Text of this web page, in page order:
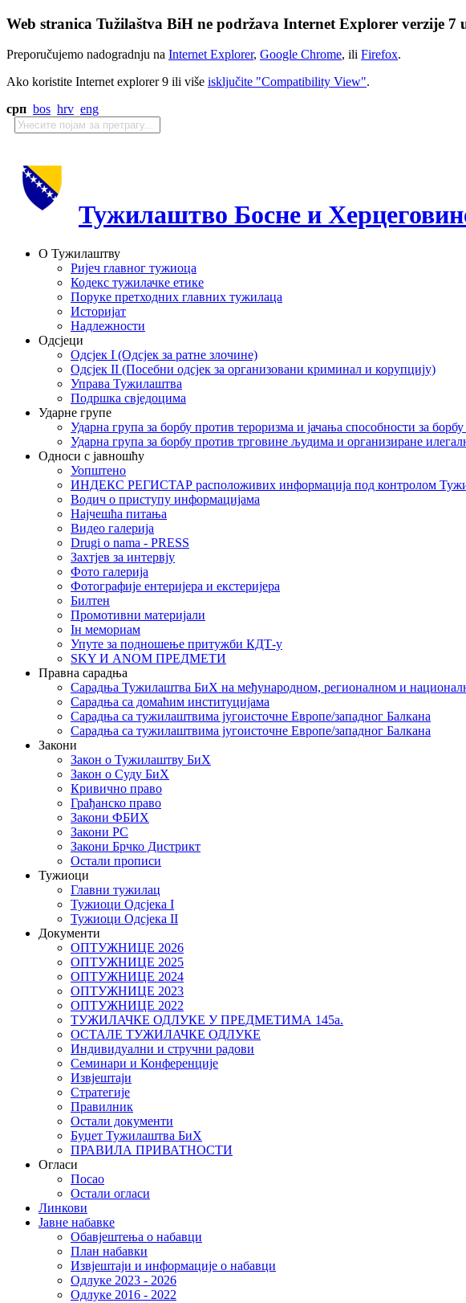
Web stranica Tužilaštva BiH ne podržava Internet Explorer verzije 7
Preporučujemo nadogradnju na Internet Explorer, Google Chrome, ili Firefox.
Ako koristite Internet explorer 9 ili više isključite "Compatibility View".
срп bos hrv eng
Тужилаштво Босне и
О Тужилаштву
Ријеч главног тужиоца
Кодекс тужилачке етике
Поруке претходних главних тужилаца
Историјат
Надлежности
Одсјеци
Одсјек I (Одсјек за ратне злочине)
Одсјек II (Посебни одсјек за организовани криминал и корупцију)
Управа Тужилаштва
Подршка свједоцима
Ударне групе
Ударна група за борбу против тероризма и јачања способности за
Ударна група за борбу против трговине људима и организиране
Односи с јавношћу
Уопштено
ИНДЕКС РЕГИСТАР расположивих информација под контролом
Водич о приступу информацијама
Најчешћа питања
Видео галерија
Drugi o nama - PRESS
Захтјев за интервју
Фото галерија
Фотографије ентеријера и екстеријера
Билтен
Промотивни материјали
Iн мемориам
Упуте за подношење притужби КДТ-у
SKY И ANOM ПРЕДМЕТИ
Правна сарадња
Сарадња Тужилаштва БиХ на међународном, регионалном и
Сарадња са домаћим институцијама
Сарадња са тужилаштвима југоисточне Европе/западног Балкана
Сарадња са тужилаштвима југоисточне Европе/западног Балкана
Закони
Закон о Тужилаштву БиХ
Закон о Суду БиХ
Кривично право
Грађанско право
Закони ФБИХ
Закони РС
Закони Брчко Дистрикт
Остали прописи
Тужиоци
Главни тужилац
Тужиоци Oдсјекa I
Тужиоци Oдсјекa II
Документи
ОПТУЖНИЦЕ 2026
ОПТУЖНИЦЕ 2025
ОПТУЖНИЦЕ 2024
ОПТУЖНИЦЕ 2023
ОПТУЖНИЦЕ 2022
ТУЖИЛАЧКЕ ОДЛУКЕ У ПРЕДМЕТИМА 145а.
ОСТАЛЕ ТУЖИЛАЧКЕ ОДЛУКЕ
Индивидуални и стручни радови
Семинари и Конференције
Извјештаји
Стратегије
Правилник
Остали документи
Буџет Тужилаштва БиХ
ПРАВИЛА ПРИВАТНОСТИ
Огласи
Посао
Остали огласи
Линкови
Јавне набавке
Обавјештења о набавци
План набавки
Извјештаји и информације о набавци
Одлуке 2023 - 2026
Одлуке 2016 - 2022